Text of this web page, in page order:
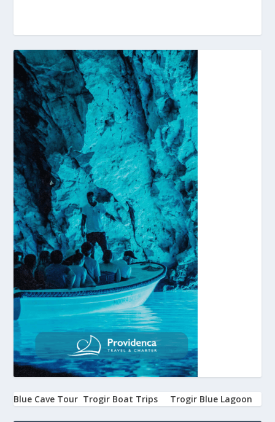
Blue Cave Tour Trogir Boat Trips Trogir Blue Lagoon